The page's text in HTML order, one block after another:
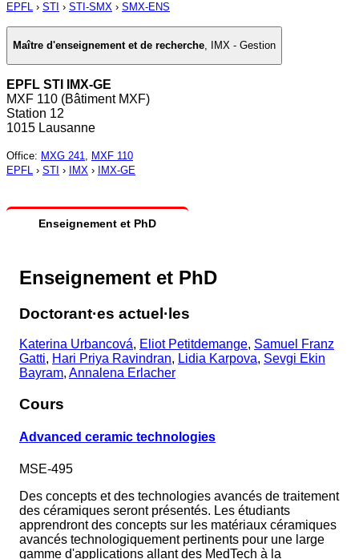
EPFL › STI › STI-SMX › SMX-ENS
Maître d'enseignement et de recherche, IMX - Gestion
EPFL STI IMX-GE
MXF 110 (Bâtiment MXF)
Station 12
1015 Lausanne
Office: MXG 241
MXF 110
EPFL › STI › IMX › IMX-GE
Enseignement et PhD
Enseignement et PhD
Doctorant·es actuel·les
Katerina Urbancová, Eliot Petitdemange, Samuel Franz
Gatti, Hari Priya Ravindran, Lidia Karpova, Sevgi Ekin
Bayram, Annalena Erlacher
Cours
Advanced ceramic technologies
MSE-495
Des concepts et des technologies avancés de traitement
des céramiques seront présentés. Les étudiants
apprendront des concepts sur les matériaux céramiques
avancés technologiquement pertinents pour une large
gamme d'applications allant des MedTech à la